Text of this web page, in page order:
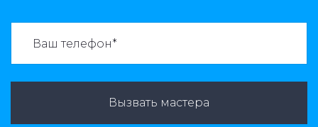
Вызвать мастера